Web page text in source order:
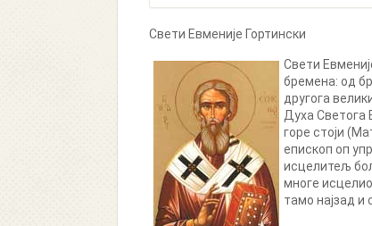
Свети Евменије Гортински
Свети
бремена: од
другога
Духа Светога
горе стоји
епископ оп
исцелитељ
многе
тамо најзад и